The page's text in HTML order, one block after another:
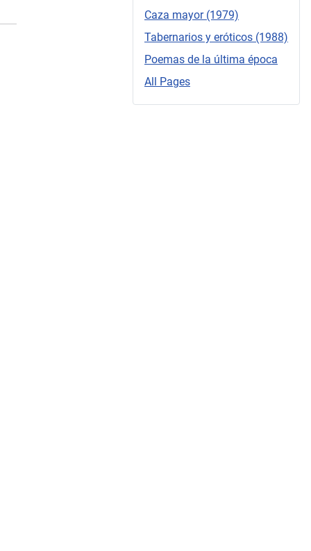
Caza mayor (1979)
Tabernarios y eróticos (1988)
Poemas de la última época
All Pages